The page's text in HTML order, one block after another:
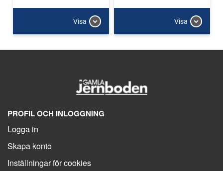
Visa Visa
PROFIL OCH INLOGGNING
Logga in
Skapa konto
Inställningar för cookies